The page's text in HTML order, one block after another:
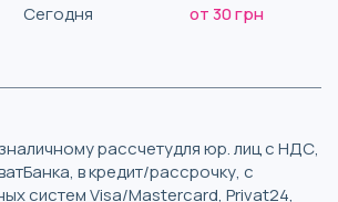
Сегодня от 30 грн
рассчетудля юр. лиц с НДС,
в кредит/рассрочку, с
систем Visa/Mastercard, Privat24,